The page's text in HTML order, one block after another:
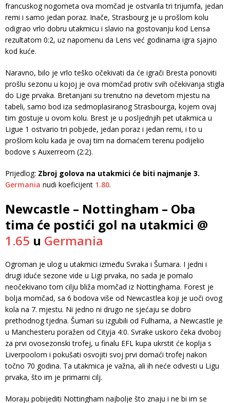
francuskog nogometa ova momčad je ostvarila tri trijumfa, jedan
remi i samo jedan poraz. Inače, Strasbourg je u prošlom kolu
odigrao vrlo dobru utakmicu i slavio na gostovanju kod Lensa
rezultatom 0:2, uz napomenu da Lens već godinama igra sjajno
kod kuće.
Naravno, bilo je vrlo teško očekivati ​​da će igrači Bresta ponoviti
prošlu sezonu u kojoj je ova momčad protiv svih očekivanja stigla
do Lige prvaka. Bretanjani su trenutno na devetom mjestu na
tabeli, samo bod iza sedmoplasiranog Strasbourga, kojem ovaj
tim gostuje u ovom kolu. Brest je u posljednjih pet utakmica u
Ligue 1 ostvario tri pobjede, jedan poraz i jedan remi, i to u
prošlom kolu kada je ovaj tim na domaćem terenu podijelio
bodove s Auxerreom (2:2).
Prijedlog: Zbroj golova na utakmici će biti najmanje 3.
Germania nudi koeficijent 1.80.
Newcastle – Nottingham – Oba
tima će postići gol na utakmici @
1.65 u Germania
Ogroman je ulog u utakmici između Svraka i Šumara. I jedni i
drugi iduće sezone vide u Ligi prvaka, no sada je pomalo
neočekivano tom cilju bliža momčad iz Nottinghama. Forest je
bolja momčad, sa 6 bodova više od Newcastlea koji je uoči ovog
kola na 7. mjestu. Ni jedno ni drugo ne sjećaju se dobro
prethodnog tjedna. Šumari su izgubili od Fulhama, a Newcastle je
u Manchesteru poražen od Cityja 4:0. Svrake uskoro čeka dvoboj
za prvi ovosezonski trofej, u finalu EFL kupa ukrstit će koplja s
Liverpoolom i pokušati osvojiti svoj prvi domaći trofej nakon
točno 70 godina. Ta utakmica je važna, ali ih neće odvesti u Ligu
prvaka, što im je primarni cilj.
Moraju pobijediti Nottingham najbolje što znaju i ne bi im se